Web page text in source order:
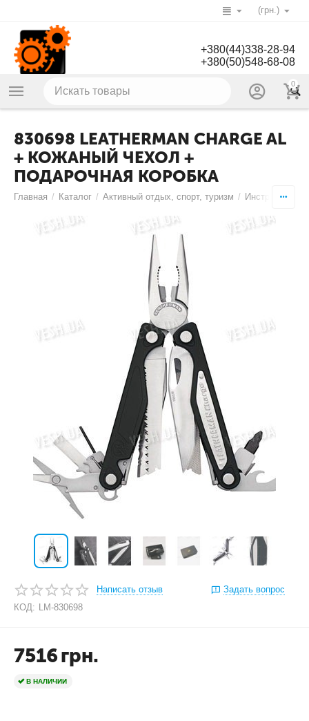
(грн.)
+380(44)338-28-94
+380(50)548-68-08
0
830698 LEATHERMAN CHARGE AL
+ КОЖАНЫЙ ЧЕХОЛ +
ПОДАРОЧНАЯ КОРОБКА
Главная / Каталог / Активный отдых, спорт, туризм / Инструменты
Написать отзыв
Задать вопрос
КОД: LM-830698
7516грн.
В НАЛИЧИИ